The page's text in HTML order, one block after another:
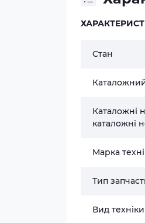
Стан
Каталожні
каталожні
Марка
Тип
Вид техніки